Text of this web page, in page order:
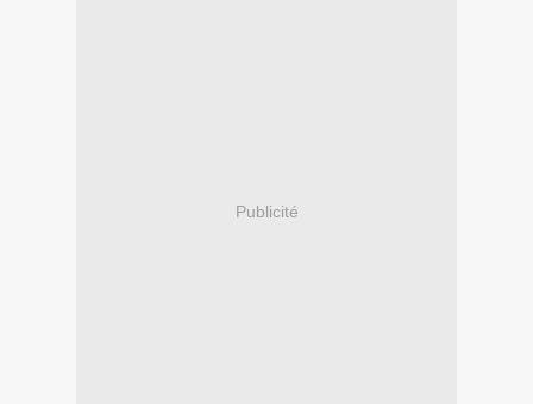
Publicité